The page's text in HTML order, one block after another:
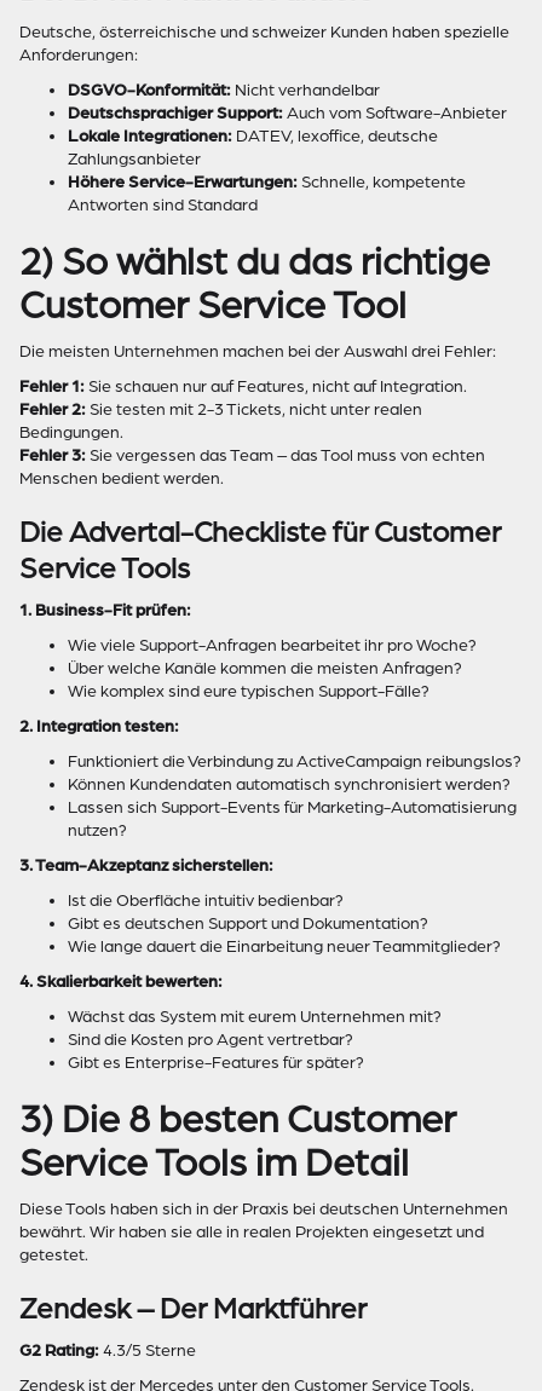
Deutsche, österreichische und schweizer Kunden haben spezielle
Anforderungen:
DSGVO-Konformität: Nicht verhandelbar
Deutschsprachiger Support: Auch vom Software-Anbieter
Lokale Integrationen: DATEV, lexoffice, deutsche
Zahlungsanbieter
Höhere Service-Erwartungen: Schnelle, kompetente
Antworten sind Standard
2) So wählst du das richtige
Customer Service Tool
Die meisten Unternehmen machen bei der Auswahl drei Fehler:
Fehler 1: Sie schauen nur auf Features, nicht auf Integration.
Fehler 2: Sie testen mit 2-3 Tickets, nicht unter realen
Bedingungen.
Fehler 3: Sie vergessen das Team – das Tool muss von echten
Menschen bedient werden.
Die Advertal-Checkliste für Customer
Service Tools
1. Business-Fit prüfen:
Wie viele Support-Anfragen bearbeitet ihr pro Woche?
Über welche Kanäle kommen die meisten Anfragen?
Wie komplex sind eure typischen Support-Fälle?
2. Integration testen:
Funktioniert die Verbindung zu ActiveCampaign reibungslos?
Können Kundendaten automatisch synchronisiert werden?
Lassen sich Support-Events für Marketing-Automatisierung
nutzen?
3. Team-Akzeptanz sicherstellen:
Ist die Oberfläche intuitiv bedienbar?
Gibt es deutschen Support und Dokumentation?
Wie lange dauert die Einarbeitung neuer Teammitglieder?
4. Skalierbarkeit bewerten:
Wächst das System mit eurem Unternehmen mit?
Sind die Kosten pro Agent vertretbar?
Gibt es Enterprise-Features für später?
3) Die 8 besten Customer
Service Tools im Detail
Diese Tools haben sich in der Praxis bei deutschen Unternehmen
bewährt. Wir haben sie alle in realen Projekten eingesetzt und
getestet.
Zendesk – Der Marktführer
G2 Rating: 4.3/5 Sterne
Zendesk ist der Mercedes unter den Customer Service Tools.